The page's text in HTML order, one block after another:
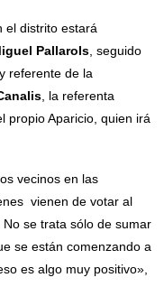
el distrito estará
Pallarols , seguido
referente de la
, la referenta
propio Aparicio, quien irá
vecinos en las
vienen de votar al
. No se trata sólo de sumar
se están comenzando a
es algo muy positivo»,